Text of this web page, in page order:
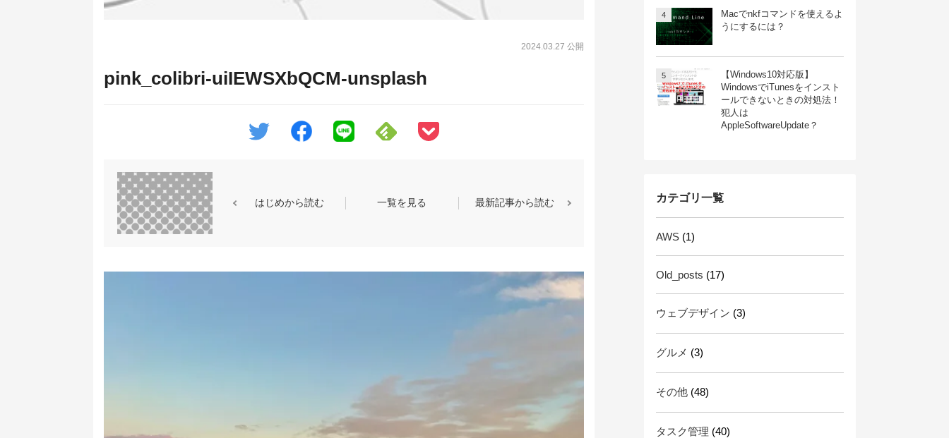
2024.03.27 公開
pink_colibri-uiIEWSXbQCM-unsplash
はじめから読む 一覧を見る 最新記事から読む
Macでnkfコマンドを使えるよ
うにするには？
【Windows10対応版】
WindowsでiTunesをインスト
ールできないときの対処法！
犯人は
AppleSoftwareUpdate？
カテゴリ一覧
AWS (1)
Old_posts (17)
ウェブデザイン (3)
グルメ (3)
その他 (48)
タスク管理 (40)